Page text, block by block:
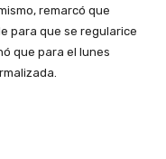
remarcó que
para que se regularice
que para el lunes